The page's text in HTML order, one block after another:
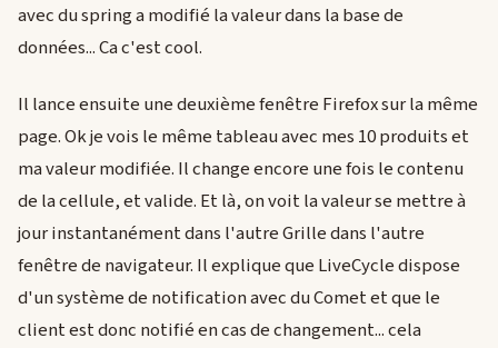
avec du spring a modifié la valeur dans la base de
données... Ca c'est cool.
Il lance ensuite une deuxième fenêtre Firefox sur la même
page. Ok je vois le même tableau avec mes 10 produits et
ma valeur modifiée. Il change encore une fois le contenu
de la cellule, et valide. Et là, on voit la valeur se mettre à
jour instantanément dans l'autre Grille dans l'autre
fenêtre de navigateur. Il explique que LiveCycle dispose
d'un système de notification avec du Comet et que le
client est donc notifié en cas de changement... cela